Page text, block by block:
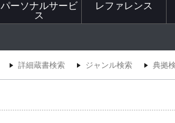
パーソナルサービ
ス
レファレンス
詳細蔵書検索 ジャンル検索 典拠